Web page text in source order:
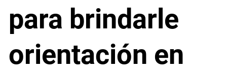
para brindarle
orientación en